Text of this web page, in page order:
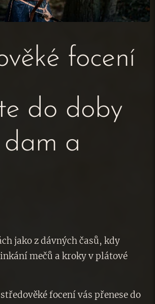
focení
do doby
a
jako z dávných časů, kdy
mečů a kroky v plátové
focení vás přenese do